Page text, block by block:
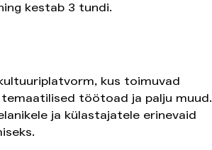
kestab 3 tundi.
kus toimuvad
töötoad ja palju muud.
ja külastajatele erinevaid